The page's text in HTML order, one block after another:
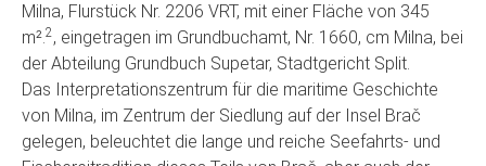
Milna, Flurstück Nr. 2206 VRT, mit einer Fläche von 345
m².2, eingetragen im Grundbuchamt, Nr. 1660, cm Milna, bei
der Abteilung Grundbuch Supetar, Stadtgericht Split.
Das Interpretationszentrum für die maritime Geschichte
von Milna, im Zentrum der Siedlung auf der Insel Brač
gelegen, beleuchtet die lange und reiche Seefahrts- und